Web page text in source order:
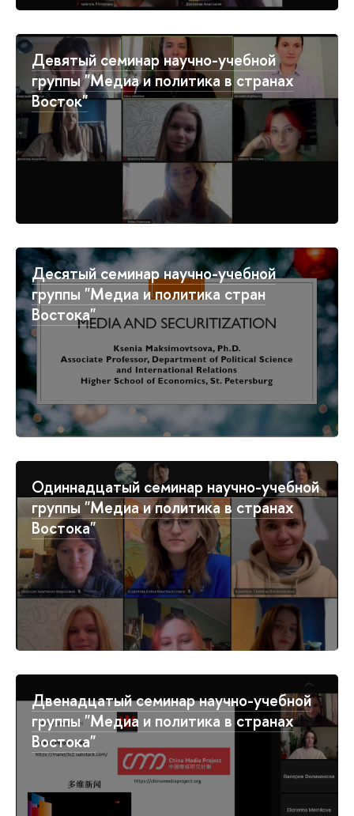
Девятый семинар научно-учебной
группы "Медиа и политика в странах
Восток"
Десятый семинар научно-учебной
группы "Медиа и политика стран
Востока"
Одиннадцатый семинар научно-учебной
группы "Медиа и политика в странах
Востока"
Двенадцатый семинар научно-учебной
группы "Медиа и политика в странах
Востока"